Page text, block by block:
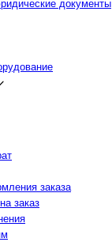
документы
заказа
заказ